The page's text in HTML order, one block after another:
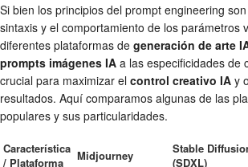
Si bien los principios del prompt engineering
sintaxis y el comportamiento de los parámetros
diferentes plataformas de generación de arte
prompts imágenes IA a las especificidades de
crucial para maximizar el control creativo IA y
resultados. Aquí comparamos algunas de las
populares y sus particularidades.
Característica
/ Plataforma
Midjourney
Stable
(SDXL)